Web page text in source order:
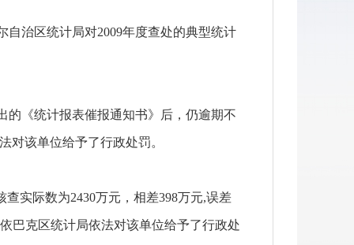
治区统计局对2009年度查处的典型统计
《统计报表催报通知书》后，仍逾期不
对该单位给予了行政处罚。
实际数为2430万元，相差398万元,误差
巴克区统计局依法对该单位给予了行政处